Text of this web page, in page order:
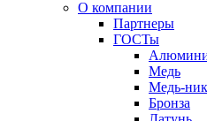
О компании
Партнеры
ГОСТы
Медь
Медь-
Бронза